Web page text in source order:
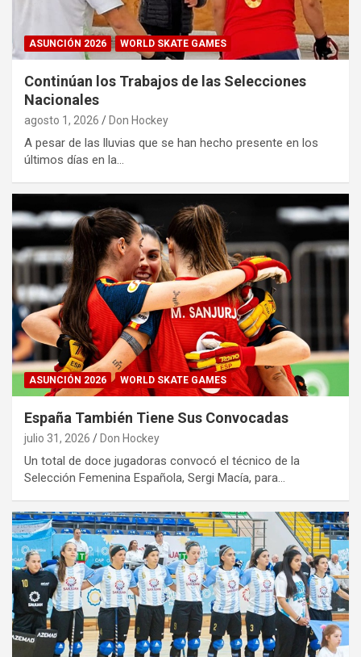
ASUNCIÓN 2026 WORLD SKATE GAMES
Continúan los Trabajos de las Selecciones
Nacionales
agosto 1, 2026 Don Hockey
A pesar de las lluvias que se han hecho presente en los
últimos días en la…
ASUNCIÓN 2026 WORLD SKATE GAMES
España También Tiene Sus Convocadas
julio 31, 2026 Don Hockey
Un total de doce jugadoras convocó el técnico de la
Selección Femenina Española, Sergi Macía, para…